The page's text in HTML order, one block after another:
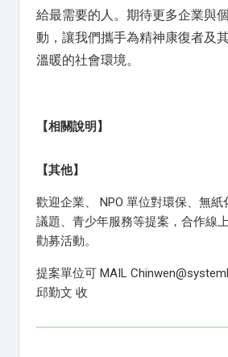
給最需要的人。期待更多企業與
動，讓我們攜手為精神康復者及
溫暖的社會環境。
【相關說明】
【其他】
歡迎企業、 NPO 單位對環保、無
議題、青少年服務等提案，合作線
勸募活動。
提案單位可 MAIL
邱勤文 收